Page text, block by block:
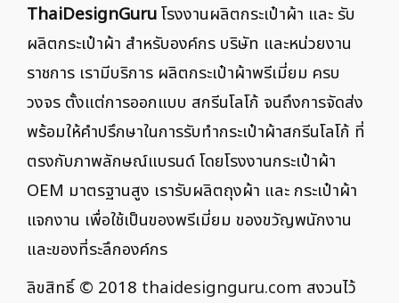
ThaiDesignGuruโรงงานผลิตกระเป๋าผ้า และ รับ
ผลิตกระเป๋าผ้า สำหรับองค์กร บริษัท และหน่วยงาน
ราชการ เรามีบริการ ผลิตกระเป๋าผ้าพรีเมี่ยม ครบ
วงจร ตั้งแต่การออกแบบ สกรีนโลโก้ จนถึงการจัดส่ง
พร้อมให้คำปรึกษาในการรับทำกระเป๋าผ้าสกรีนโลโก้ ที่
ตรงกับภาพลักษณ์แบรนด์ โดยโรงงานกระเป๋าผ้า
OEM มาตรฐานสูง เรารับผลิตถุงผ้า และ กระเป๋าผ้า
แจกงาน เพื่อใช้เป็นของพรีเมี่ยม ของขวัญพนักงาน
และของที่ระลึกองค์กร
ลิขสิทธิ์ © 2018 thaidesignguru.com สงวนไว้